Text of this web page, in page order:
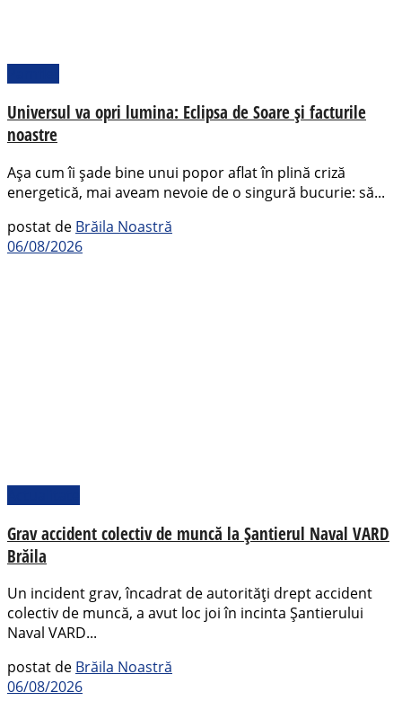
Universul va opri lumina: Eclipsa de Soare și facturile
noastre
Așa cum îi șade bine unui popor aflat în plină criză
energetică, mai aveam nevoie de o singură bucurie: să...
postat de Brăila Noastră
06/08/2026
Grav accident colectiv de muncă la Șantierul Naval VARD
Brăila
Un incident grav, încadrat de autorități drept accident
colectiv de muncă, a avut loc joi în incinta Șantierului
Naval VARD...
postat de Brăila Noastră
06/08/2026